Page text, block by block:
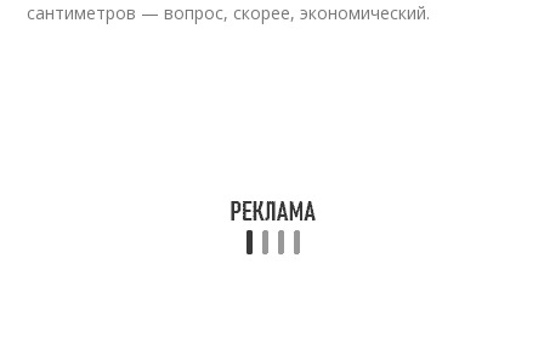
сантиметров — вопрос, скорее, экономический.